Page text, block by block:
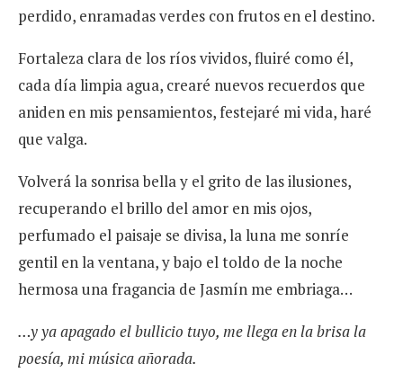
perdido, enramadas verdes con frutos en el destino.
Fortaleza clara de los ríos vividos, fluiré como él,
cada día limpia agua, crearé nuevos recuerdos que
aniden en mis pensamientos, festejaré mi vida, haré
que valga.
Volverá la sonrisa bella y el grito de las ilusiones,
recuperando el brillo del amor en mis ojos,
perfumado el paisaje se divisa, la luna me sonríe
gentil en la ventana, y bajo el toldo de la noche
hermosa una fragancia de Jasmín me embriaga…
…y ya apagado el bullicio tuyo, me llega en la brisa la
poesía, mi música añorada.